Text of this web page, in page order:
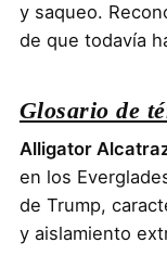
y saqueo.
de que todavía
Glosario de
Alligator
en los
de Trump,
y aislamiento